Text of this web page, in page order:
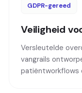
GDPR-gereed
Veiligheid
Versleutelde
vangrails
patiëntworkflows